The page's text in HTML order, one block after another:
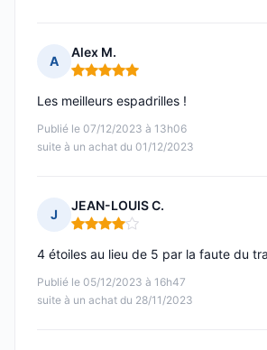
A
Alex M.
Note : 5 sur 5
Publié le 07/12/2023 à 13h06
suite à un achat du 01/12/2023
Les meilleurs espadrilles !
J
JEAN-LOUIS C.
Note : 4 sur 5
Publié le 05/12/2023 à 16h47
suite à un achat du 28/11/2023
4 étoiles au lieu de 5 par la faute du